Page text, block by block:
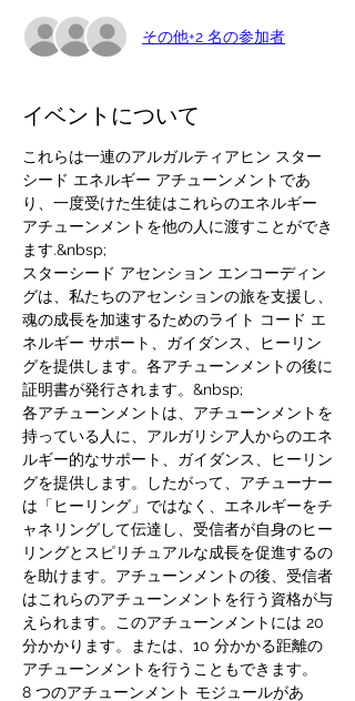
その他+2 名の参加者
イベントについて
これらは一連のアルガルティアヒン スター
シード エネルギー アチューンメントであ
り、一度受けた生徒はこれらのエネルギー
アチューンメントを他の人に渡すことができ
ます.&nbsp;
スターシード アセンション エンコーディン
グは、私たちのアセンションの旅を支援し、
魂の成長を加速するためのライト コード エ
ネルギー サポート、ガイダンス、ヒーリン
グを提供します。各アチューンメントの後に
証明書が発行されます。&nbsp;
各アチューンメントは、アチューンメントを
持っている人に、アルガリシア人からのエネ
ルギー的なサポート、ガイダンス、ヒーリン
グを提供します。したがって、アチューナー
は「ヒーリング」ではなく、エネルギーをチ
ャネリングして伝達し、受信者が自身のヒー
リングとスピリチュアルな成長を促進するの
を助けます。アチューンメントの後、受信者
はこれらのアチューンメントを行う資格が与
えられます。このアチューンメントには 20
分かかります。または、10 分かかる距離の
アチューンメントを行うこともできます。
8 つのアチューンメント モジュールがあ